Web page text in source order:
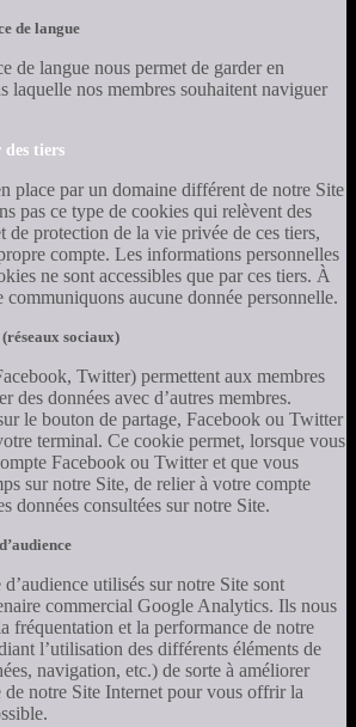
de langue
de langue nous permet de garder en
laquelle nos membres souhaitent naviguer
des tiers
place par un domaine différent de notre Site
pas ce type de cookies qui relèvent des
de protection de la vie privée de ces tiers,
compte. Les informations personnelles
ne sont accessibles que par ces tiers. À
communiquons aucune donnée personnelle.
sociaux)
Twitter) permettent aux membres
des données avec d’autres membres.
le bouton de partage, Facebook ou Twitter
terminal. Ce cookie permet, lorsque vous
Facebook ou Twitter et que vous
sur notre Site, de relier à votre compte
données consultées sur notre Site.
utilisés sur notre Site sont
commercial Google Analytics. Ils nous
fréquentation et la performance de notre
l’utilisation des différents éléments de
navigation, etc.) de sorte à améliorer
de notre Site Internet pour vous offrir la